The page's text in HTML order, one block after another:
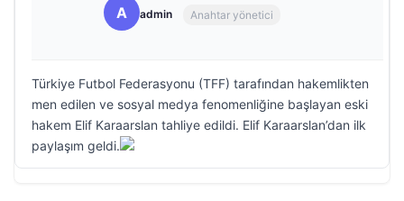
A admin Anahtar yönetici
Türkiye Futbol Federasyonu (TFF) tarafından hakemlikten
men edilen ve sosyal medya fenomenliğine başlayan eski
hakem Elif Karaarslan tahliye edildi. Elif Karaarslan’dan ilk
paylaşım geldi.